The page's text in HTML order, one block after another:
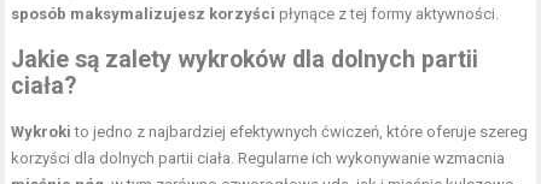
sposób maksymalizujesz korzyści płynące z tej formy aktywności.
Jakie są zalety wykroków dla dolnych partii
ciała?
Wykroki to jedno z najbardziej efektywnych ćwiczeń, które oferuje szereg
korzyści dla dolnych partii ciała. Regularne ich wykonywanie wzmacnia